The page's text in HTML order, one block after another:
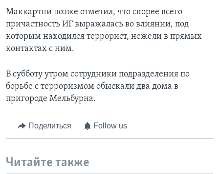
Маккартни позже отметил, что скорее всего
причастность ИГ выражалась во влиянии, под
которым находился террорист, нежели в прямых
контактах с ним.
В субботу утром сотрудники подразделения по
борьбе с терроризмом обыскали два дома в
пригороде Мельбурна.
Поделиться Follow us
Читайте также